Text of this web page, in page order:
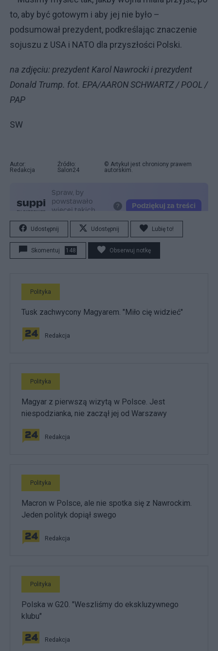
to, aby być gotowym i aby jej nie było –
podsumował prezydent, podkreślając znaczenie
sojuszu z USA i NATO dla przyszłości Polski.
na zdjęciu: prezydent Karol Nawrocki i prezydent
Donald Trump. fot. EPA/AARON SCHWARTZ / POOL /
PAP
SW
Autor:
Redakcja
Źródło:
Salon24
© Artykuł jest chroniony prawem
autorskim.
Udostępnij Udostępnij Lubię to!
Skomentuj 148 Obserwuj notkę
Polityka
Tusk zachwycony Magyarem. "Miło cię widzieć"
Redakcja
Polityka
Magyar z pierwszą wizytą w Polsce. Jest
niespodzianka, nie zaczął jej od Warszawy
Redakcja
Polityka
Macron w Polsce, ale nie spotka się z Nawrockim.
Jeden polityk dopiął swego
Redakcja
Polityka
Polska w G20. "Weszliśmy do ekskluzywnego
klubu"
Redakcja